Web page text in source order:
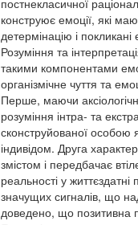
постнекласичної
конструює емоції, які
детермінацію і
Розуміння та
такими компонентами
організмічне чуття та
Перше, маючи
розуміння інтра- та
сконструйованої особою
індивідом. Друга
змістом і передбачає
реальності у
значущих сигналів, що
доведено, що позитивна